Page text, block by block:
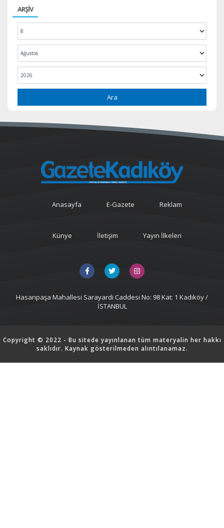
ARŞİV
Ara
Anasayfa E-Gazete Reklam
Künye İletişim Yayın İlkeleri
Hasanpaşa Mahallesi Sarayardi Caddesi No: 98 Kat: 1 Kadıköy /
İSTANBUL
Copyright © 2022 - Bu sitede yayınlanan tüm materyalin her hakkı
saklıdır. Kaynak gösterilmeden alıntılanamaz.